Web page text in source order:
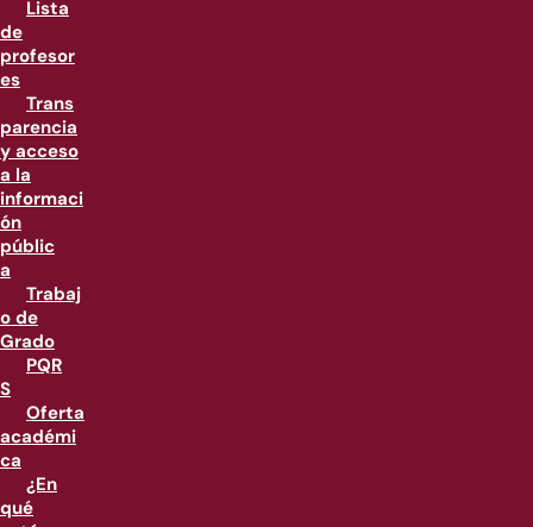
Lista
de
profesor
es
Trans
parencia
y acceso
a la
informaci
ón
públic
a
Trabaj
o de
Grado
PQR
S
Oferta
académi
ca
¿En
qué